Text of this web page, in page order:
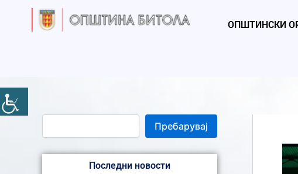
ОПШТИНСКИ
e
a
Пребарувај
Последни новости